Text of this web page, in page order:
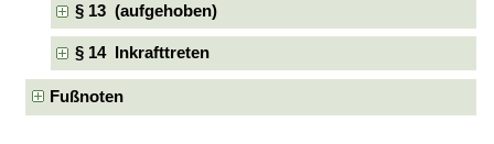
§ 13 (aufgehoben)
§ 14 Inkrafttreten
Fußnoten